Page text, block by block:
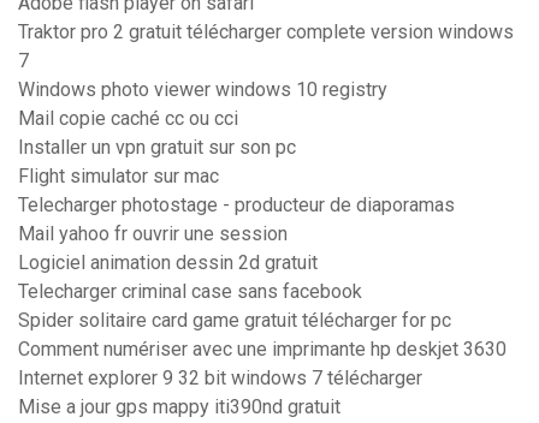
Traktor pro 2 gratuit télécharger complete version windows
7
Windows photo viewer windows 10 registry
Mail copie caché cc ou cci
Installer un vpn gratuit sur son pc
Flight simulator sur mac
Telecharger photostage - producteur de diaporamas
Mail yahoo fr ouvrir une session
Logiciel animation dessin 2d gratuit
Telecharger criminal case sans facebook
Spider solitaire card game gratuit télécharger for pc
Comment numériser avec une imprimante hp deskjet 3630
Internet explorer 9 32 bit windows 7 télécharger
Mise a jour gps mappy iti390nd gratuit